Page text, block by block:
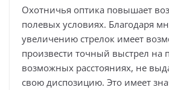
Охотничья оптика повышает
полевых условиях. Благодаря
увеличению стрелок имеет
произвести точный выстрел на
возможных расстояниях, не
свою диспозицию. Это имеет